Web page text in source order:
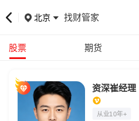
北京 找财管家
股票 期货
资深崔经理
从业10年+